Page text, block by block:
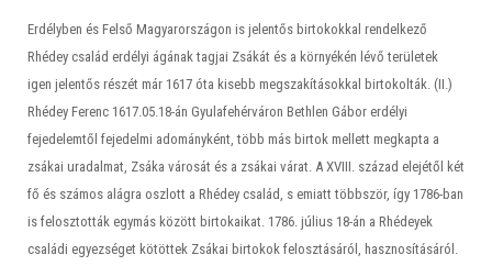
Erdélyben és Felső Magyarországon is jelentős birtokokkal rendelkező
Rhédey család erdélyi ágának tagjai Zsákát és a környékén lévő területek
igen jelentős részét már 1617 óta kisebb megszakításokkal birtokolták. (II.)
Rhédey Ferenc 1617.05.18-án Gyulafehérváron Bethlen Gábor erdélyi
fejedelemtől fejedelmi adományként, több más birtok mellett megkapta a
zsákai uradalmat, Zsáka városát és a zsákai várat. A XVIII. század elejétől két
fő és számos alágra oszlott a Rhédey család, s emiatt többször, így 1786-ban
is felosztották egymás között birtokaikat. 1786. július 18-án a Rhédeyek
családi egyezséget kötöttek Zsákai birtokok felosztásáról, hasznosításáról.